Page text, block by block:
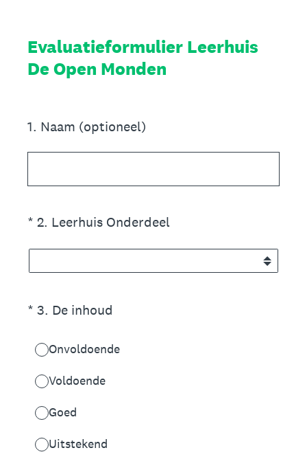
Evaluatieformulier Leerhuis
De Open Monden
1. Naam (optioneel)
* 2. Leerhuis Onderdeel
(Vereist.)
* 3. De inhoud
(Vereist.)
Onvoldoende
Voldoende
Goed
Uitstekend